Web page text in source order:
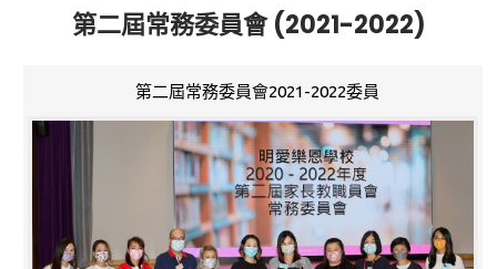
第二屆常務委員會 (2021-2022)
第二屆常務委員會2021-2022委員